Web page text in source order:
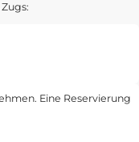
Eine Reservierung